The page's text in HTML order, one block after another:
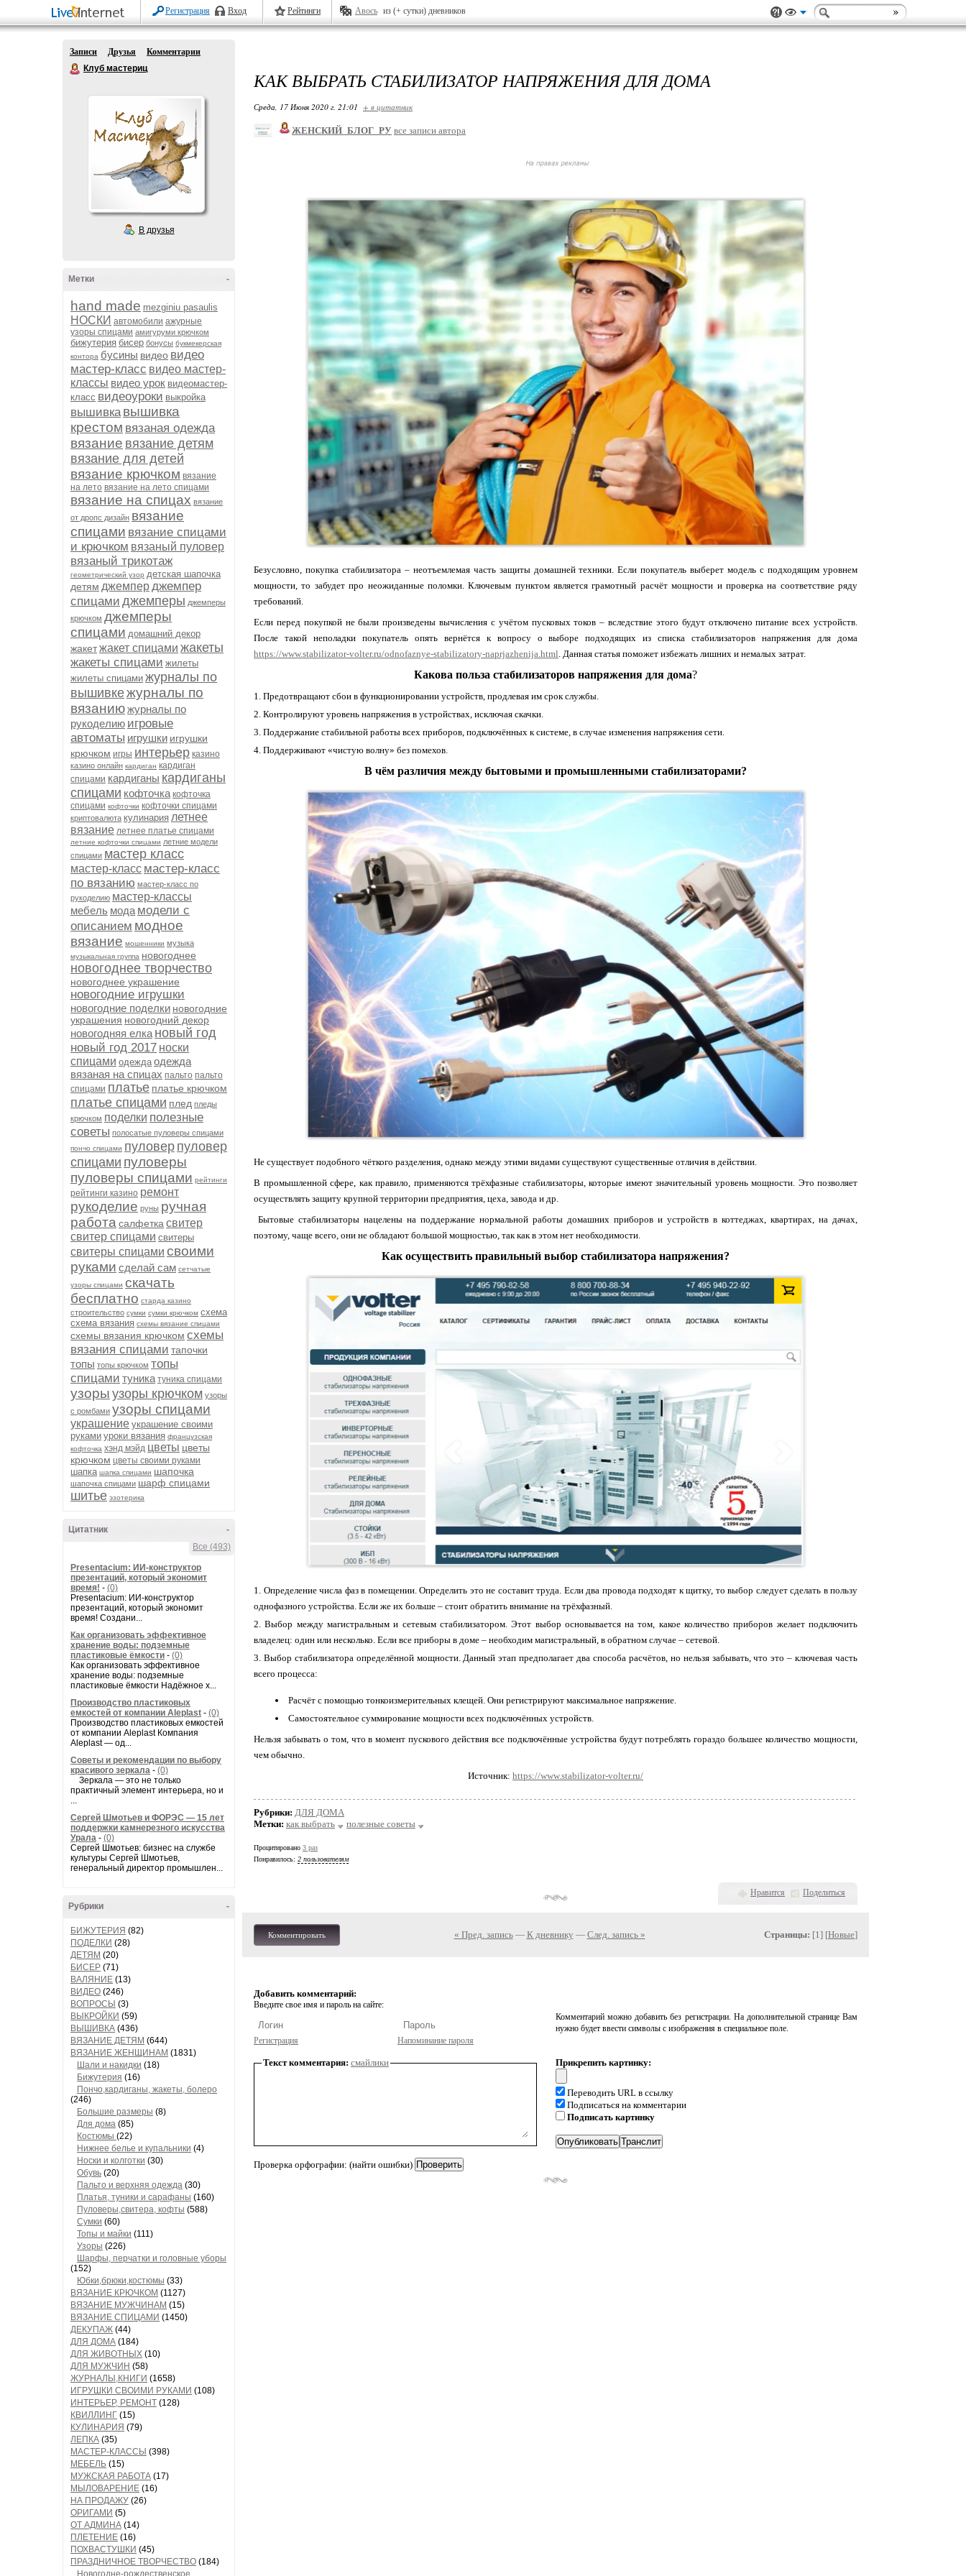
Регистрация Вход Рейтинги Авось из (+ сутки) дневников
Записи Друзья
Комментарии
Клуб мастериц
В друзья
-
Метки
hand made mezginiu pasaulis
НОСКИ автомобили ажурные
узоры спицами амигуруми крючком
бижутерия бисер бонусы букмекерская
контора бусины видео видео
мастер-класс видео мастер-
классы видео урок видеомастер-
класс видеоуроки выкройка
вышивка вышивка
крестом вязаная одежда
вязание вязание детям
вязание для детей
вязание крючком вязание
на лето вязание на лето спицами
вязание на спицах вязание
от дропс дизайн вязание
спицами вязание спицами
и крючком вязаный пуловер
вязаный трикотаж
геометрический узор детская шапочка
детям джемперджемпер
спицами джемперы джемперы
крючком джемперы
спицами домашний декор
жакетжакет спицами жакеты
жакеты спицами жилеты
жилеты спицами журналы по
вышивкежурналы по
вязаниюжурналы по
рукоделию игровые
автоматы игрушки игрушки
крючком игры интерьер казино
казино онлайн кардиган кардиган
спицами кардиганы кардиганы
спицами кофточка кофточка
спицами кофточки кофточки спицами
криптовалюта кулинария летнее
вязание летнее платье спицами
летние кофточки спицами летние модели
спицами мастер класс
мастер-класс мастер-класс
по вязанию мастер-класс по
рукоделию мастер-классы
мебель мода модели с
описанием модное
вязание мошенники музыка
музыкальная группа новогоднее
новогоднее творчество
новогоднее украшение
новогодние игрушки
новогодние поделки новогодние
украшения новогодний декор
новогодняя елка новый год
новый год 2017 носки
спицами одежда одежда
вязаная на спицах пальто пальто
спицами платье платье крючком
платье спицами плед пледы
крючком поделки полезные
советы полосатые пуловеры спицами
пончо спицами пуловер пуловер
спицами пуловеры
пуловеры спицами рейтинги
рейтинги казино ремонт
рукоделие руны ручная
работа салфетка свитер
свитер спицами свитеры
свитеры спицами своими
руками сделай сам сетчатые
узоры спицами скачать
бесплатно старда казино
строительство сумки сумки крючком схема
схема вязания схемы вязание спицами
схемы вязания крючком схемы
вязания спицами тапочки
топы топы крючком топы
спицами туника туника спицами
узоры узоры крючком узоры
с ромбами узоры спицами
украшение украшение своими
руками уроки вязания французская
кофточка хэнд мэйд цветы цветы
крючком цветы своими руками
шапка шапка спицами шапочка
шапочка спицами шарф спицами
шитье эзотерика
-
Цитатник
Все (493)
Presentacium: ИИ‑конструктор
презентаций, который экономит
время! - (0)
Presentacium: ИИ‑конструктор
презентаций, который экономит
время! Создани...
Как организовать эффективное
хранение воды: подземные
пластиковые ёмкости - (0)
Как организовать эффективное
хранение воды: подземные
пластиковые ёмкости Надёжное х...
Производство пластиковых
емкостей от компании Aleplast - (0)
Производство пластиковых емкостей
от компании Aleplast Компания
Aleplast — од...
Советы и рекомендации по выбору
красивого зеркала - (0)
Зеркала — это не только
практичный элемент интерьера, но и
...
Сергей Шмотьев и ФОРЭС — 15 лет
поддержки камнерезного искусства
Урала - (0)
Сергей Шмотьев: бизнес на службе
культуры Сергей Шмотьев,
генеральный директор промышлен...
-
Рубрики
БИЖУТЕРИЯ (82)
ПОДЕЛКИ (28)
ДЕТЯМ (20)
БИСЕР (71)
ВАЛЯНИЕ (13)
ВИДЕО (246)
ВОПРОСЫ (3)
ВЫКРОЙКИ (59)
ВЫШИВКА (436)
ВЯЗАНИЕ ДЕТЯМ (644)
ВЯЗАНИЕ ЖЕНЩИНАМ (1831)
Шали и накидки (18)
Бижутерия (16)
Пончо,кардиганы, жакеты, болеро
(246)
Большие размеры (8)
Для дома (85)
Костюмы (22)
Нижнее белье и купальники (4)
Носки и колготки (30)
Обувь (20)
Пальто и верхняя одежда (30)
Платья, туники и сарафаны (160)
Пуловеры,свитера, кофты (588)
Сумки (60)
Топы и майки (111)
Узоры (226)
Шарфы, перчатки и головные уборы
(152)
Юбки,брюки,костюмы (33)
ВЯЗАНИЕ КРЮЧКОМ (1127)
ВЯЗАНИЕ МУЖЧИНАМ (15)
ВЯЗАНИЕ СПИЦАМИ (1450)
ДЕКУПАЖ (44)
ДЛЯ ДОМА (184)
ДЛЯ ЖИВОТНЫХ (10)
ДЛЯ МУЖЧИН (58)
ЖУРНАЛЫ,КНИГИ (1658)
ИГРУШКИ СВОИМИ РУКАМИ (108)
ИНТЕРЬЕР, РЕМОНТ (128)
КВИЛЛИНГ (15)
КУЛИНАРИЯ (79)
ЛЕПКА (35)
МАСТЕР-КЛАССЫ (398)
МЕБЕЛЬ (15)
МУЖСКАЯ РАБОТА (17)
МЫЛОВАРЕНИЕ (16)
НА ПРОДАЖУ (26)
ОРИГАМИ (5)
ОТ АДМИНА (14)
ПЛЕТЕНИЕ (16)
ПОХВАСТУШКИ (45)
ПРАЗДНИЧНОЕ ТВОРЧЕСТВО (184)
Новогодне-рождественское
КАК ВЫБРАТЬ СТАБИЛИЗАТОР НАПРЯЖЕНИЯ ДЛЯ ДОМА
Среда, 17 Июня 2020 г. 21:01 + в цитатник
ЖЕНСКИЙ_БЛОГ_РУ все записи автора
Безусловно, покупка стабилизатора – неотъемлемая часть защиты домашней техники. Если покупатель выберет модель с подходящим уровнем
мощности, то забудет про неожиданные поломки. Ключевым пунктом является грамотный расчёт мощности и проверка на соответствие ряду
требований.
Если перед покупкой не были произведены вычисления с учётом пусковых токов – вследствие этого будут отключено питание всех устройств.
После такой неполадки покупатель опять вернётся к вопросу о выборе подходящих из списка стабилизаторов напряжения для дома
https://www.stabilizator-volter.ru/odnofaznye-stabilizatory-naprjazhenija.html. Данная статья поможет избежать лишних и немалых затрат.
Какова польза стабилизаторов напряжения для дома?
Предотвращают сбои в функционировании устройств, продлевая им срок службы.
Контролируют уровень напряжения в устройствах, исключая скачки.
Поддержание стабильной работы всех приборов, подключённых к системе, в случае изменения напряжения сети.
Поддерживают «чистую волну» без помехов.
В чём различия между бытовыми и промышленными стабилизаторами?
Не существует подобного чёткого разделения, однако между этими видами существуют существенные отличия в действии.
В промышленной сфере, как правило, применяются трёхфазные стабилизаторы, которые имеют значительный уровень мощности. Это позволяет
осуществлять защиту крупной территории предприятия, цеха, завода и др.
Бытовые стабилизаторы нацелены на поддержание нормальной работы домашних приборов и устройств в коттеджах, квартирах, на дачах,
поэтому, чаще всего, они не обладают большой мощностью, так как в этом нет необходимости.
Как осуществить правильный выбор стабилизатора напряжения?
Определение числа фаз в помещении. Определить это не составит труда. Если два провода подходят к щитку, то выбор следует сделать в пользу
однофазного устройства. Если же их больше – стоит обратить внимание на трёхфазный.
Выбор между магистральным и сетевым стабилизатором. Этот выбор основывается на том, какое количество приборов желает подключить
владелец: один или несколько. Если все приборы в доме – необходим магистральный, в обратном случае – сетевой.
Выбор стабилизатора определённой мощности. Данный этап предполагает два способа расчётов, но нельзя забывать, что это – ключевая часть
всего процесса:
Расчёт с помощью тонкоизмерительных клещей. Они регистрируют максимальное напряжение.
Самостоятельное суммирование мощности всех подключённых устройств.
Нельзя забывать о том, что в момент пускового действия все подключённые устройства будут потреблять гораздо большее количество мощности,
чем обычно.
Источник: https://www.stabilizator-volter.ru/
Рубрики: ДЛЯ ДОМА
Метки: как выбрать полезные советы
Процитировано 3 раз
Понравилось: 2 пользователям
Нравится Поделиться
Комментировать « Пред. запись— К дневнику — След. запись » Страницы: [1] [Новые]
Добавить комментарий:
Введите свое имя и пароль на сайте:
Регистрация Напоминание пароля
Комментарий можно добавить без регистрации. На дополнительной странице Вам
нужно будет ввести символы с изображения в специальное поле.
Текст комментария: смайлики
Проверка орфографии: (найти ошибки)
Прикрепить картинку:
Переводить URL в ссылку
Подписаться на комментарии
Подписать картинку